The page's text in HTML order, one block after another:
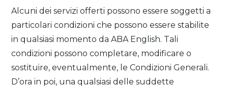
Alcuni dei servizi offerti possono essere soggetti a
particolari condizioni che possono essere stabilite
in qualsiasi momento da ABA English. Tali
condizioni possono completare, modificare o
sostituire, eventualmente, le Condizioni Generali.
D’ora in poi, una qualsiasi delle suddette